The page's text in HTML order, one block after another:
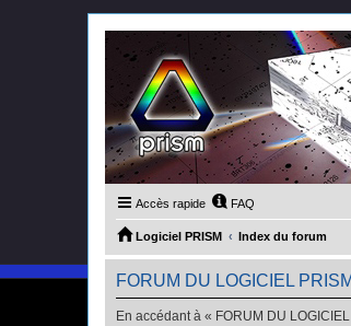
Accès rapide FAQ
Logiciel PRISM Index du forum
FORUM DU LOGICIEL
En accédant à « FORUM DU